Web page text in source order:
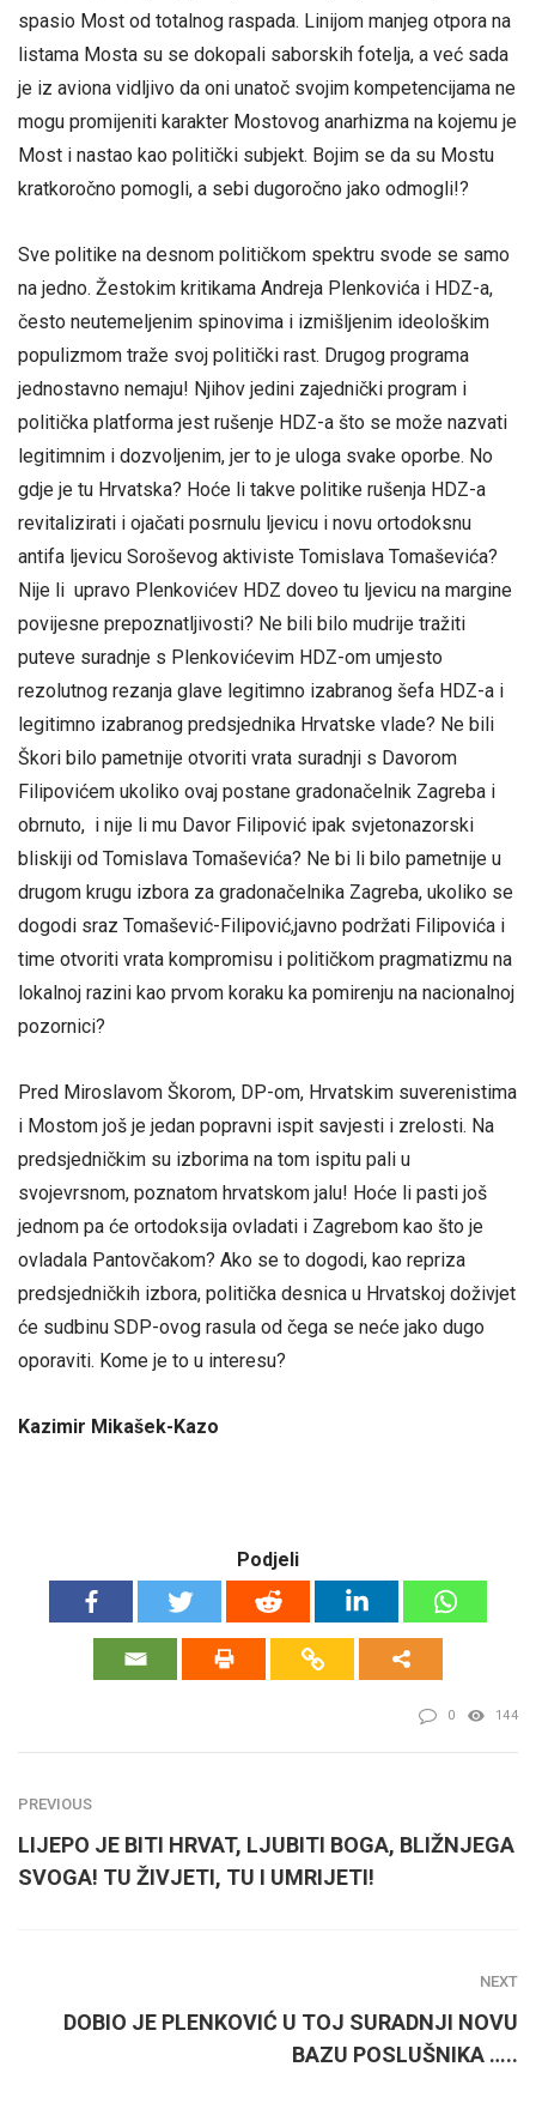
spasio Most od totalnog raspada. Linijom manjeg otpora na
listama Mosta su se dokopali saborskih fotelja, a već sada
je iz aviona vidljivo da oni unatoč svojim kompetencijama ne
mogu promijeniti karakter Mostovog anarhizma na kojemu je
Most i nastao kao politički subjekt. Bojim se da su Mostu
kratkoročno pomogli, a sebi dugoročno jako odmogli!?
Sve politike na desnom političkom spektru svode se samo
na jedno. Žestokim kritikama Andreja Plenkovića i HDZ-a,
često neutemeljenim spinovima i izmišljenim ideološkim
populizmom traže svoj politički rast. Drugog programa
jednostavno nemaju! Njihov jedini zajednički program i
politička platforma jest rušenje HDZ-a što se može nazvati
legitimnim i dozvoljenim, jer to je uloga svake oporbe. No
gdje je tu Hrvatska? Hoće li takve politike rušenja HDZ-a
revitalizirati i ojačati posrnulu ljevicu i novu ortodoksnu
antifa ljevicu Soroševog aktiviste Tomislava Tomaševića?
Nije li upravo Plenkovićev HDZ doveo tu ljevicu na margine
povijesne prepoznatljivosti? Ne bili bilo mudrije tražiti
puteve suradnje s Plenkovićevim HDZ-om umjesto
rezolutnog rezanja glave legitimno izabranog šefa HDZ-a i
legitimno izabranog predsjednika Hrvatske vlade? Ne bili
Škori bilo pametnije otvoriti vrata suradnji s Davorom
Filipovićem ukoliko ovaj postane gradonačelnik Zagreba i
obrnuto, i nije li mu Davor Filipović ipak svjetonazorski
bliskiji od Tomislava Tomaševića? Ne bi li bilo pametnije u
drugom krugu izbora za gradonačelnika Zagreba, ukoliko se
dogodi sraz Tomašević-Filipović,javno podržati Filipovića i
time otvoriti vrata kompromisu i političkom pragmatizmu na
lokalnoj razini kao prvom koraku ka pomirenju na nacionalnoj
pozornici?
Pred Miroslavom Škorom, DP-om, Hrvatskim suverenistima
i Mostom još je jedan popravni ispit savjesti i zrelosti. Na
predsjedničkim su izborima na tom ispitu pali u
svojevrsnom, poznatom hrvatskom jalu! Hoće li pasti još
jednom pa će ortodoksija ovladati i Zagrebom kao što je
ovladala Pantovčakom? Ako se to dogodi, kao repriza
predsjedničkih izbora, politička desnica u Hrvatskoj doživjet
će sudbinu SDP-ovog rasula od čega se neće jako dugo
oporaviti. Kome je to u interesu?
Kazimir Mikašek-Kazo
Podjeli
0 144
PREVIOUS
LIJEPO JE BITI HRVAT, LJUBITI BOGA, BLIŽNJEGA
SVOGA! TU ŽIVJETI, TU I UMRIJETI!
NEXT
DOBIO JE PLENKOVIĆ U TOJ SURADNJI NOVU
BAZU POSLUŠNIKA …..